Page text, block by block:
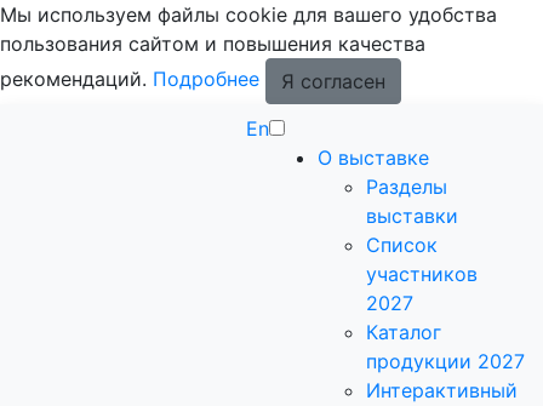
Мы используем файлы cookie для вашего удобства
пользования сайтом и повышения качества
рекомендаций. Подробнее
Я согласен
En
О выставке
Разделы
выставки
Список
участников
2027
Каталог
продукции 2027
Интерактивный